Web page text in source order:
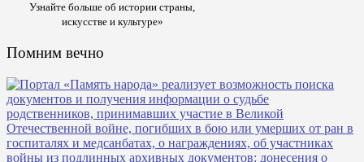
Узнайте больше об истории страны,
искусстве и культуре»
Помним вечно